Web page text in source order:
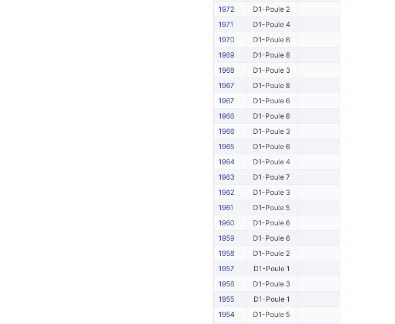
1972
D1-Poule 2
1971
D1-Poule 4
1970
D1-Poule 6
1969
D1-Poule 8
1968
D1-Poule 3
1967
D1-Poule 8
1967
D1-Poule 6
1966
D1-Poule 8
1966
D1-Poule 3
1965
D1-Poule 6
1964
D1-Poule 4
1963
D1-Poule 7
1962
D1-Poule 3
1961
D1-Poule 5
1960
D1-Poule 6
1959
D1-Poule 6
1958
D1-Poule 2
1957
D1-Poule 1
1956
D1-Poule 3
1955
D1-Poule 1
1954
D1-Poule 5